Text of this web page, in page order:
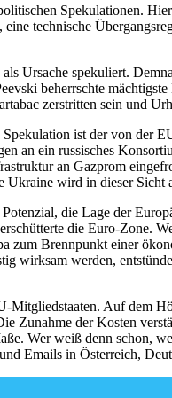
Spekulationen.
technische
Ursache spekuliert.
beherrschte
zerstritten sein und
ist der von der
an ein russisches
an Gazprom
wird in dieser Sicht
die Lage der
die Euro-Zone.
zum Brennpunkt einer
wirksam werden,
Auf dem
Zunahme der Kosten
Wer weiß denn schon,
Emails in Österreich,